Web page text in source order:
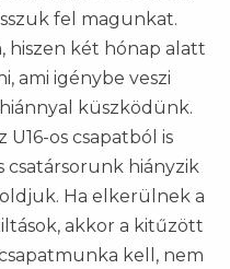
fel magunkat.
hiszen két hónap alatt
ami igénybe veszi
küszködünk.
os csapatból is
csatársorunk hiányzik
Ha elkerülnek a
akkor a kitűzött
kell, nem